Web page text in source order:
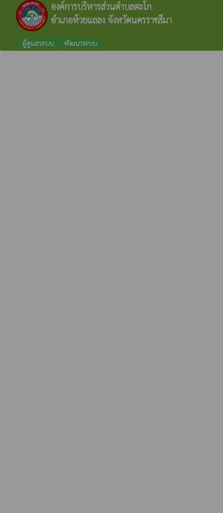
องค์การบริหารส่วนตำบลตะโก
อำเภอห้วยแถลง จังหวัดนครราชสีมา
ผู้ดูแลระบบ พัฒนาระบบ